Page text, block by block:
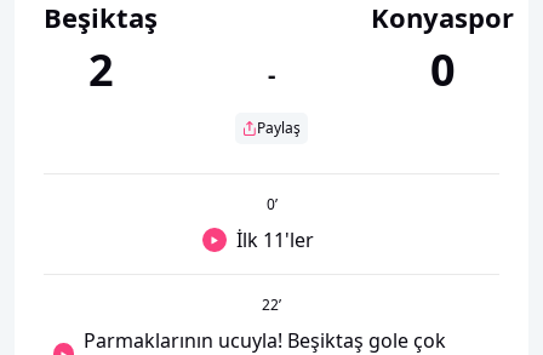
Beşiktaş
2 -
Paylaş
Konyaspor
0
0’
İlk 11'ler
22’
Parmaklarının ucuyla! Beşiktaş gole çok